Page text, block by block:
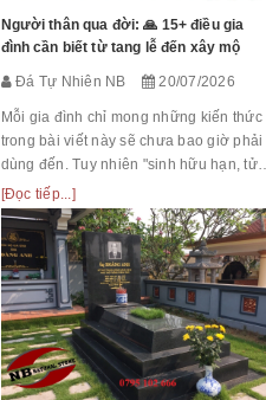
Người thân qua đời: 🙏 15+ điều gia
đình cần biết từ tang lễ đến xây mộ
Đá Tự Nhiên NB 20/07/2026
Mỗi gia đình chỉ mong những kiến thức
trong bài viết này sẽ chưa bao giờ phải
dùng đến. Tuy nhiên "sinh hữu hạn, tử
bất kỳ" việc chuẩn bị đầy đủ kiến thức về
các thủ tục, nghi lễ và xây dựng mộ
phầ...
[Đọc tiếp...]